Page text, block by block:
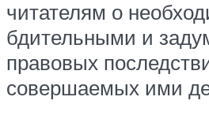
читателям о
бдительными и
правовых
совершаемых ими